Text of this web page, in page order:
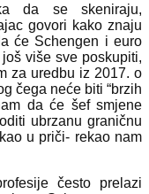
da se skeniraju,
govori kako znaju
će Schengen i euro
više sve poskupiti,
za uredbu iz 2017. o
čega neće biti “brzih
da će šef smjene
ubrzanu graničnu
u priči- rekao nam
često prelazi